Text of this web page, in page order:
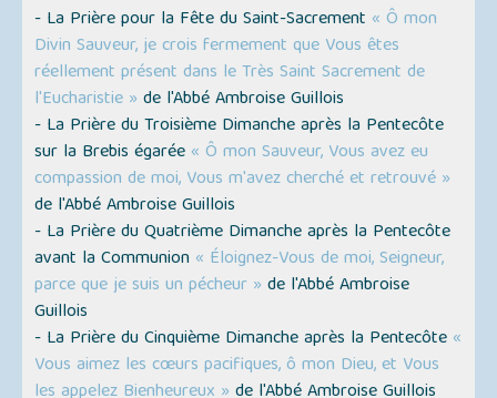
- La Prière pour la Fête du Saint-Sacrement « Ô mon
Divin Sauveur, je crois fermement que Vous êtes
réellement présent dans le Très Saint Sacrement de
l'Eucharistie » de l'Abbé Ambroise Guillois
- La Prière du Troisième Dimanche après la Pentecôte
sur la Brebis égarée « Ô mon Sauveur, Vous avez eu
compassion de moi, Vous m'avez cherché et retrouvé »
de l'Abbé Ambroise Guillois
- La Prière du Quatrième Dimanche après la Pentecôte
avant la Communion « Éloignez-Vous de moi, Seigneur,
parce que je suis un pécheur » de l'Abbé Ambroise
Guillois
- La Prière du Cinquième Dimanche après la Pentecôte «
Vous aimez les cœurs pacifiques, ô mon Dieu, et Vous